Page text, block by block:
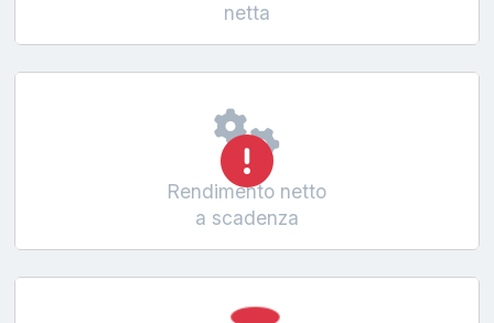
netta
Rendimento netto
a scadenza